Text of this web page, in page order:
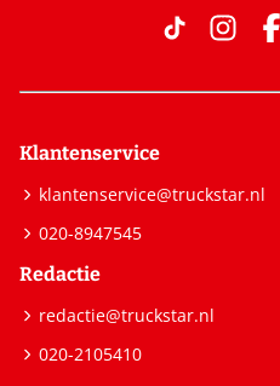
Klantenservice
klantenservice@truckstar.nl
020-8947545
Redactie
redactie@truckstar.nl
020-2105410